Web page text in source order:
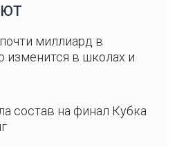
миллиард в
изменится в школах и
состав на финал Кубка